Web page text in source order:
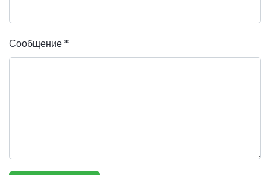
Сообщение *